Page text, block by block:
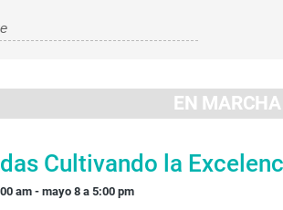
EN MARCHA
Cultivando la
am - mayo 8 a 5:00 pm